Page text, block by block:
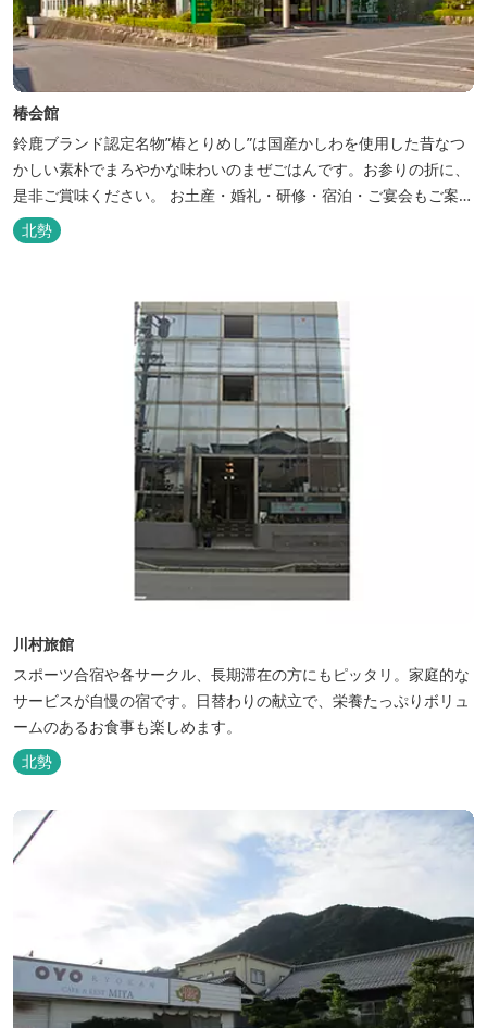
椿会館
鈴鹿ブランド認定名物”椿とりめし”は国産かしわを使用した昔なつ
かしい素朴でまろやかな味わいのまぜごはんです。お参りの折に、
是非ご賞味ください。 お土産・婚礼・研修・宿泊・ご宴会もご案内
しております。
北勢
川村旅館
スポーツ合宿や各サークル、長期滞在の方にもピッタリ。家庭的な
サービスが自慢の宿です。日替わりの献立で、栄養たっぷりボリュ
ームのあるお食事も楽しめます。
北勢